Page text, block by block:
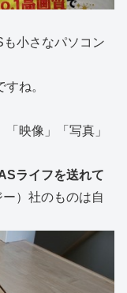
小さなパソコン
ね。
映像」「写真」
ライフを送れて
）社のものは自